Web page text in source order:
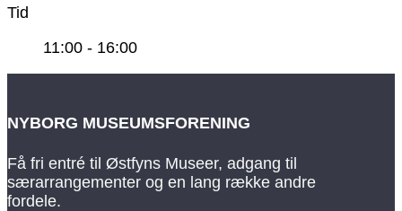
Tid
11:00 - 16:00
NYBORG MUSEUMSFORENING
Få fri entré til Østfyns Museer, adgang til
særarrangementer og en lang række andre
fordele.